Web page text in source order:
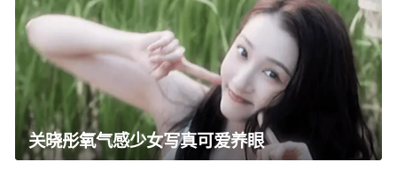
关晓彤氧气感少女写真可爱养眼